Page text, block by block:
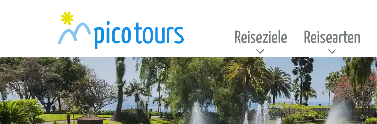
Reiseziele Reisearten